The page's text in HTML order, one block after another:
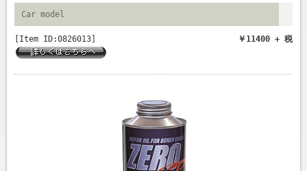
Car model
[Item ID:0826013] ￥11400 + 税